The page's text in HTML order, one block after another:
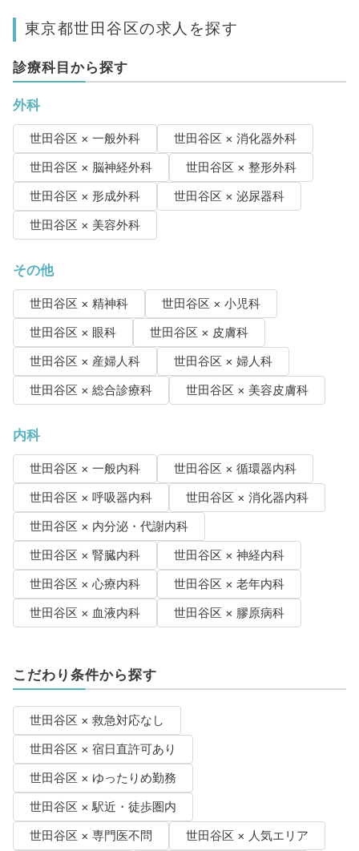
東京都世田谷区の求人を探す
診療科目から探す
外科
世田谷区 × 一般外科
世田谷区 × 消化器外科
世田谷区 × 脳神経外科
世田谷区 × 整形外科
世田谷区 × 形成外科
世田谷区 × 泌尿器科
世田谷区 × 美容外科
その他
世田谷区 × 精神科
世田谷区 × 小児科
世田谷区 × 眼科
世田谷区 × 皮膚科
世田谷区 × 産婦人科
世田谷区 × 婦人科
世田谷区 × 総合診療科
世田谷区 × 美容皮膚科
内科
世田谷区 × 一般内科
世田谷区 × 循環器内科
世田谷区 × 呼吸器内科
世田谷区 × 消化器内科
世田谷区 × 内分泌・代謝内科
世田谷区 × 腎臓内科
世田谷区 × 神経内科
世田谷区 × 心療内科
世田谷区 × 老年内科
世田谷区 × 血液内科
世田谷区 × 膠原病科
こだわり条件から探す
世田谷区 × 救急対応なし
世田谷区 × 宿日直許可あり
世田谷区 × ゆったりめ勤務
世田谷区 × 駅近・徒歩圏内
世田谷区 × 専門医不問
世田谷区 × 人気エリア